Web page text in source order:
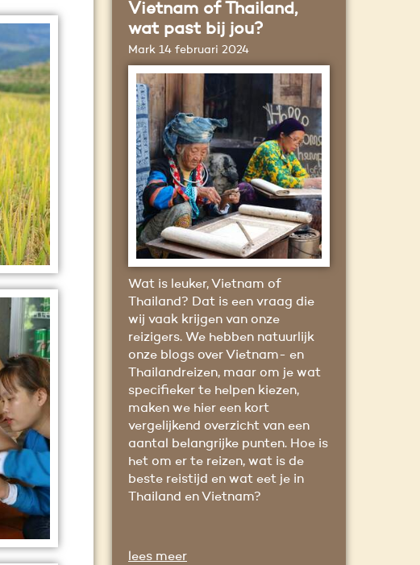
Vietnam of Thailand,
wat past bij jou?
Mark 14 februari 2024
Wat is leuker, Vietnam of
Thailand? Dat is een vraag die
wij vaak krijgen van onze
reizigers. We hebben natuurlijk
onze blogs over Vietnam- en
Thailandreizen, maar om je wat
specifieker te helpen kiezen,
maken we hier een kort
vergelijkend overzicht van een
aantal belangrijke punten. Hoe is
het om er te reizen, wat is de
beste reistijd en wat eet je in
Thailand en Vietnam?
lees meer